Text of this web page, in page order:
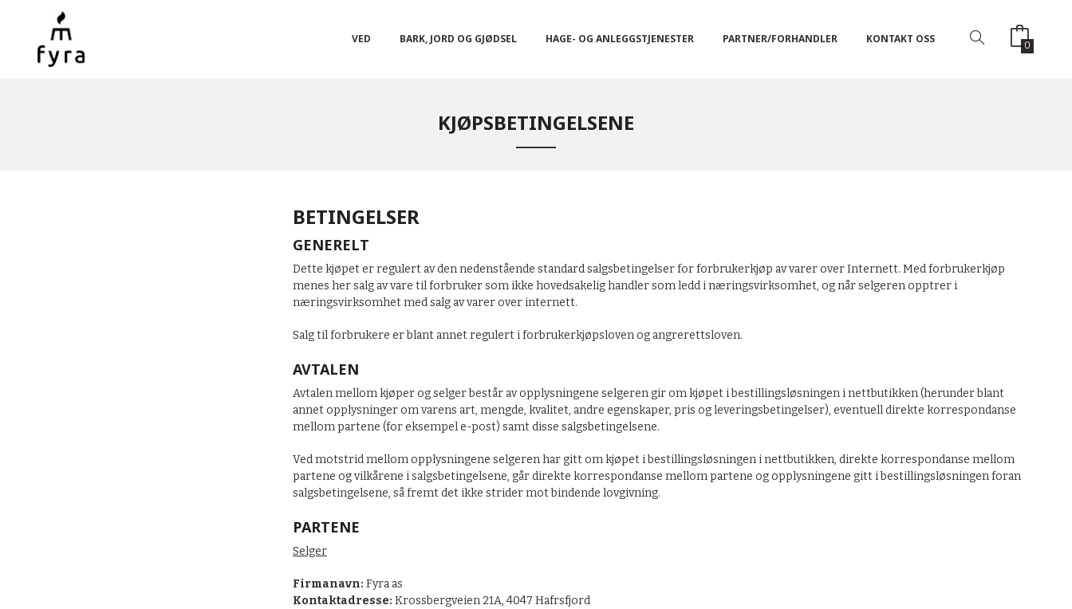
PRODUKTER
VED BARK, JORD OG GJØDSEL HAGE- OG ANLEGGSTJENESTER PARTNER/FORHANDLER KONTAKT OSS 0
KJØPSBETINGELSENE
BETINGELSER
GENERELT
Dette kjøpet er regulert av den nedenstående standard salgsbetingelser for forbrukerkjøp av varer over Internett. Med forbrukerkjøp
menes her salg av vare til forbruker som ikke hovedsakelig handler som ledd i næringsvirksomhet, og når selgeren opptrer i
næringsvirksomhet med salg av varer over internett.
Salg til forbrukere er blant annet regulert i forbrukerkjøpsloven og angrerettsloven.
AVTALEN
Avtalen mellom kjøper og selger består av opplysningene selgeren gir om kjøpet i bestillingsløsningen i nettbutikken (herunder blant
annet opplysninger om varens art, mengde, kvalitet, andre egenskaper, pris og leveringsbetingelser), eventuell direkte korrespondanse
mellom partene (for eksempel e-post) samt disse salgsbetingelsene.
Ved motstrid mellom opplysningene selgeren har gitt om kjøpet i bestillingsløsningen i nettbutikken, direkte korrespondanse mellom
partene og vilkårene i salgsbetingelsene, går direkte korrespondanse mellom partene og opplysningene gitt i bestillingsløsningen foran
salgsbetingelsene, så fremt det ikke strider mot bindende lovgivning.
PARTENE
Selger
Firmanavn: Fyra as
Kontaktadresse: Krossbergveien 21A, 4047 Hafrsfjord